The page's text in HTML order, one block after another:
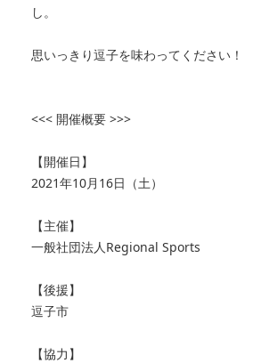
し。
思いっきり逗子を味わってください！
<<< 開催概要 >>>
【開催日】
2021年10月16日（土）
【主催】
一般社団法人Regional Sports
【後援】
逗子市
【協力】